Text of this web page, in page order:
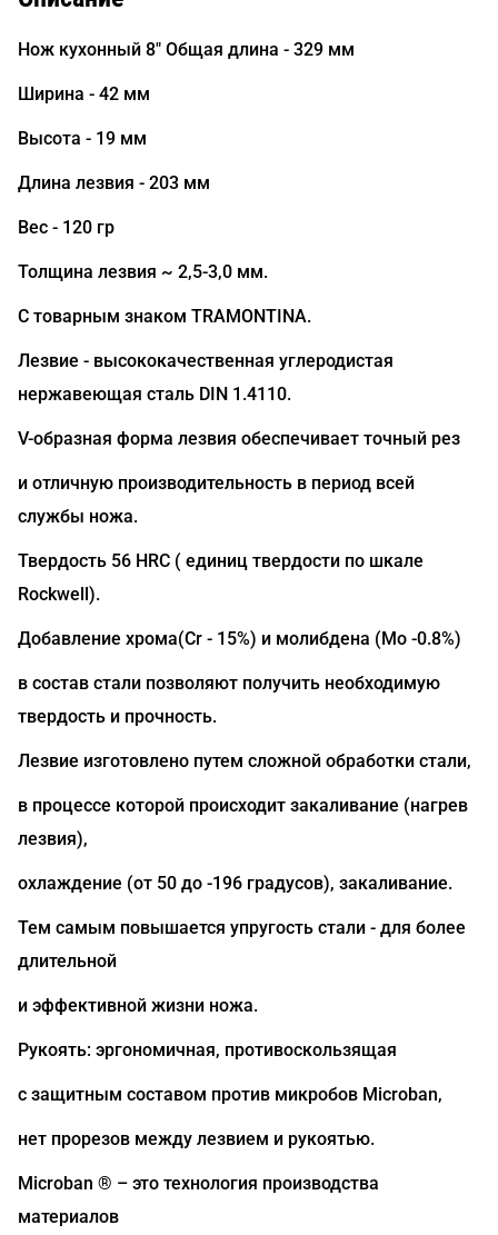
Нож кухонный 8" Общая длина - 329 мм
Ширина - 42 мм
Высота - 19 мм
Длина лезвия - 203 мм
Вес - 120 гр
Толщина лезвия ~ 2,5-3,0 мм.
С товарным знаком TRAMONTINA.
Лезвие - высококачественная углеродистая
нержавеющая сталь DIN 1.4110.
V-образная форма лезвия обеспечивает точный рез
и отличную производительность в период всей
службы ножа.
Твердость 56 HRC ( единиц твердости по шкале
Rockwell).
Добавление хрома(Сr - 15%) и молибдена (Mo -0.8%)
в состав стали позволяют получить необходимую
твердость и прочность.
Лезвие изготовлено путем сложной обработки стали,
в процессе которой происходит закаливание (нагрев
лезвия),
охлаждение (от 50 до -196 градусов), закаливание.
Тем самым повышается упругость стали - для более
длительной
и эффективной жизни ножа.
Рукоять: эргономичная, противоскользящая
с защитным составом против микробов Microban,
нет прорезов между лезвием и рукоятью.
Microban ® – это технология производства
материалов